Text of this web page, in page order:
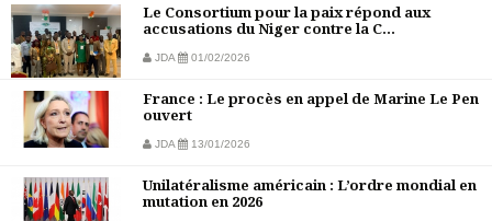
Le Consortium pour la paix répond aux
accusations du Niger contre la C...
JDA 01/02/2026
France : Le procès en appel de Marine Le Pen
ouvert
JDA 13/01/2026
Unilatéralisme américain : L’ordre mondial en
mutation en 2026